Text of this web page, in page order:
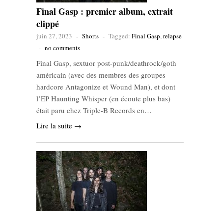
Final Gasp : premier album, extrait
clippé
juin 27, 2023 - Shorts - Tagged: Final Gasp,relapse
- no comments
Final Gasp, sextuor post-punk/deathrock/goth
américain (avec des membres des groupes
hardcore Antagonize et Wound Man), et dont
l’EP Haunting Whisper (en écoute plus bas)
était paru chez Triple-B Records en…
Lire la suite →